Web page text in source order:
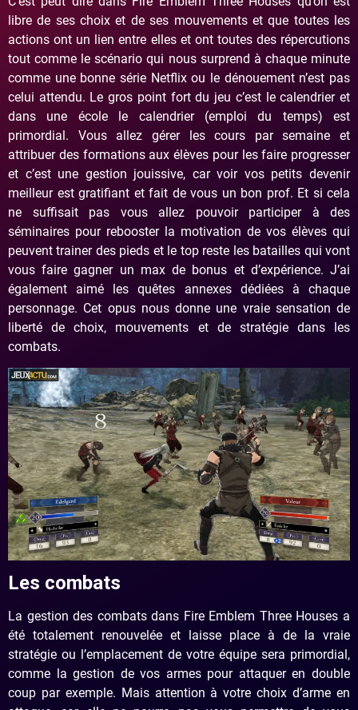
libre de ses choix et de ses mouvements et que toutes les
actions ont un lien entre elles et ont toutes des répercutions
tout comme le scénario qui nous surprend à chaque minute
comme une bonne série Netflix ou le dénouement n’est pas
celui attendu. Le gros point fort du jeu c’est le calendrier et
dans une école le calendrier (emploi du temps) est
primordial. Vous allez gérer les cours par semaine et
attribuer des formations aux élèves pour les faire progresser
et c’est une gestion jouissive, car voir vos petits devenir
meilleur est gratifiant et fait de vous un bon prof. Et si cela
ne suffisait pas vous allez pouvoir participer à des
séminaires pour rebooster la motivation de vos élèves qui
peuvent trainer des pieds et le top reste les batailles qui vont
vous faire gagner un max de bonus et d’expérience. J’ai
également aimé les quêtes annexes dédiées à chaque
personnage. Cet opus nous donne une vraie sensation de
liberté de choix, mouvements et de stratégie dans les
combats.
Les combats
La gestion des combats dans Fire Emblem Three Houses a
été totalement renouvelée et laisse place à de la vraie
stratégie ou l’emplacement de votre équipe sera primordial,
comme la gestion de vos armes pour attaquer en double
coup par exemple. Mais attention à votre choix d’arme en